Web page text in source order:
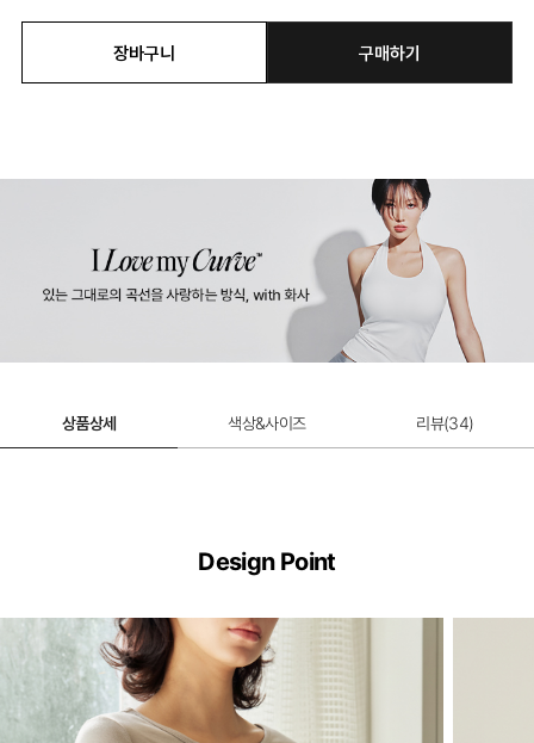
61% 할인 적용
12,900원
장바구니 구매하기
상품상세 색상&사이즈 리뷰(34)
Design Point